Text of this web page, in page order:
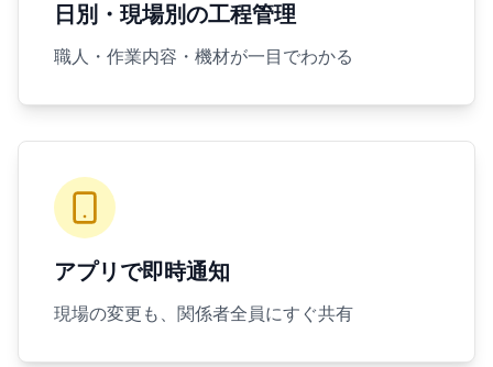
日別・現場別の工程管理
職人・作業内容・機材が一目でわかる
アプリで即時通知
現場の変更も、関係者全員にすぐ共有